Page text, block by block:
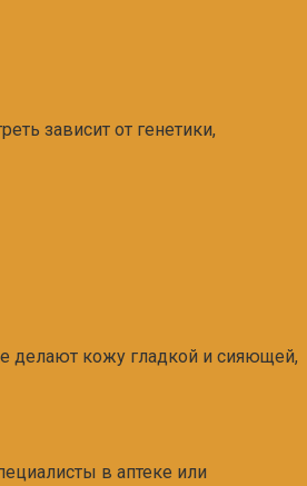
зависит от генетики,
делают кожу гладкой и сияющей,
в аптеке или